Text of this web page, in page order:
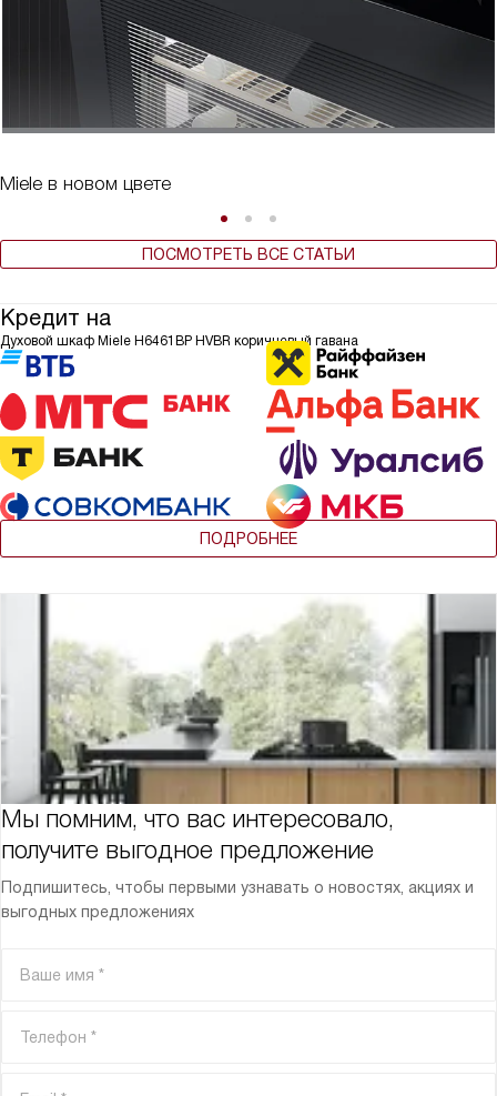
Miele в новом цвете
ПОСМОТРЕТЬ ВСЕ СТАТЬИ
Кредит на
Духовой шкаф Miele H6461BP HVBR коричневый гавана
ПОДРОБНЕЕ
Мы помним, что вас интересовало,
получите выгодное предложение
Подпишитесь, чтобы первыми узнавать о новостях, акциях и
выгодных предложениях